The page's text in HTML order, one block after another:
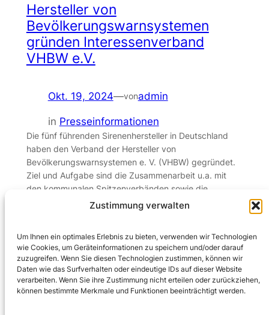
Zustimmung verwalten
Um Ihnen ein optimales Erlebnis zu bieten, verwenden wir Technologien
wie Cookies, um Geräteinformationen zu speichern und/oder darauf
zuzugreifen. Wenn Sie diesen Technologien zustimmen, können wir
Daten wie das Surfverhalten oder eindeutige IDs auf dieser Website
verarbeiten. Wenn Sie ihre Zustimmung nicht erteilen oder zurückziehen,
können bestimmte Merkmale und Funktionen beeinträchtigt werden.
Hersteller von
Bevölkerungswarnsystemen
gründen Interessenverband
VHBW e.V.
Okt. 19, 2024—vonadmin
in Presseinformationen
Die fünf führenden Sirenenhersteller in Deutschland
haben den Verband der Hersteller von
Bevölkerungswarnsystemen e. V. (VHBW) gegründet.
Ziel und Aufgabe sind die Zusammenarbeit u.a. mit
den kommunalen Spitzenverbänden sowie die
Mitarbeit in Normierungsgremien. Darüber hinaus dient
für den konsequenten Sirenen-Netzausbau zu…